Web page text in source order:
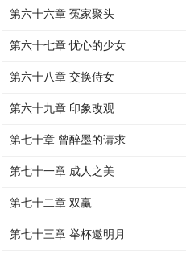
第六十六章 冤家聚头
第六十七章 忧心的少女
第六十八章 交换侍女
第六十九章 印象改观
第七十章 曾醉墨的请求
第七十一章 成人之美
第七十二章 双赢
第七十三章 举杯邀明月